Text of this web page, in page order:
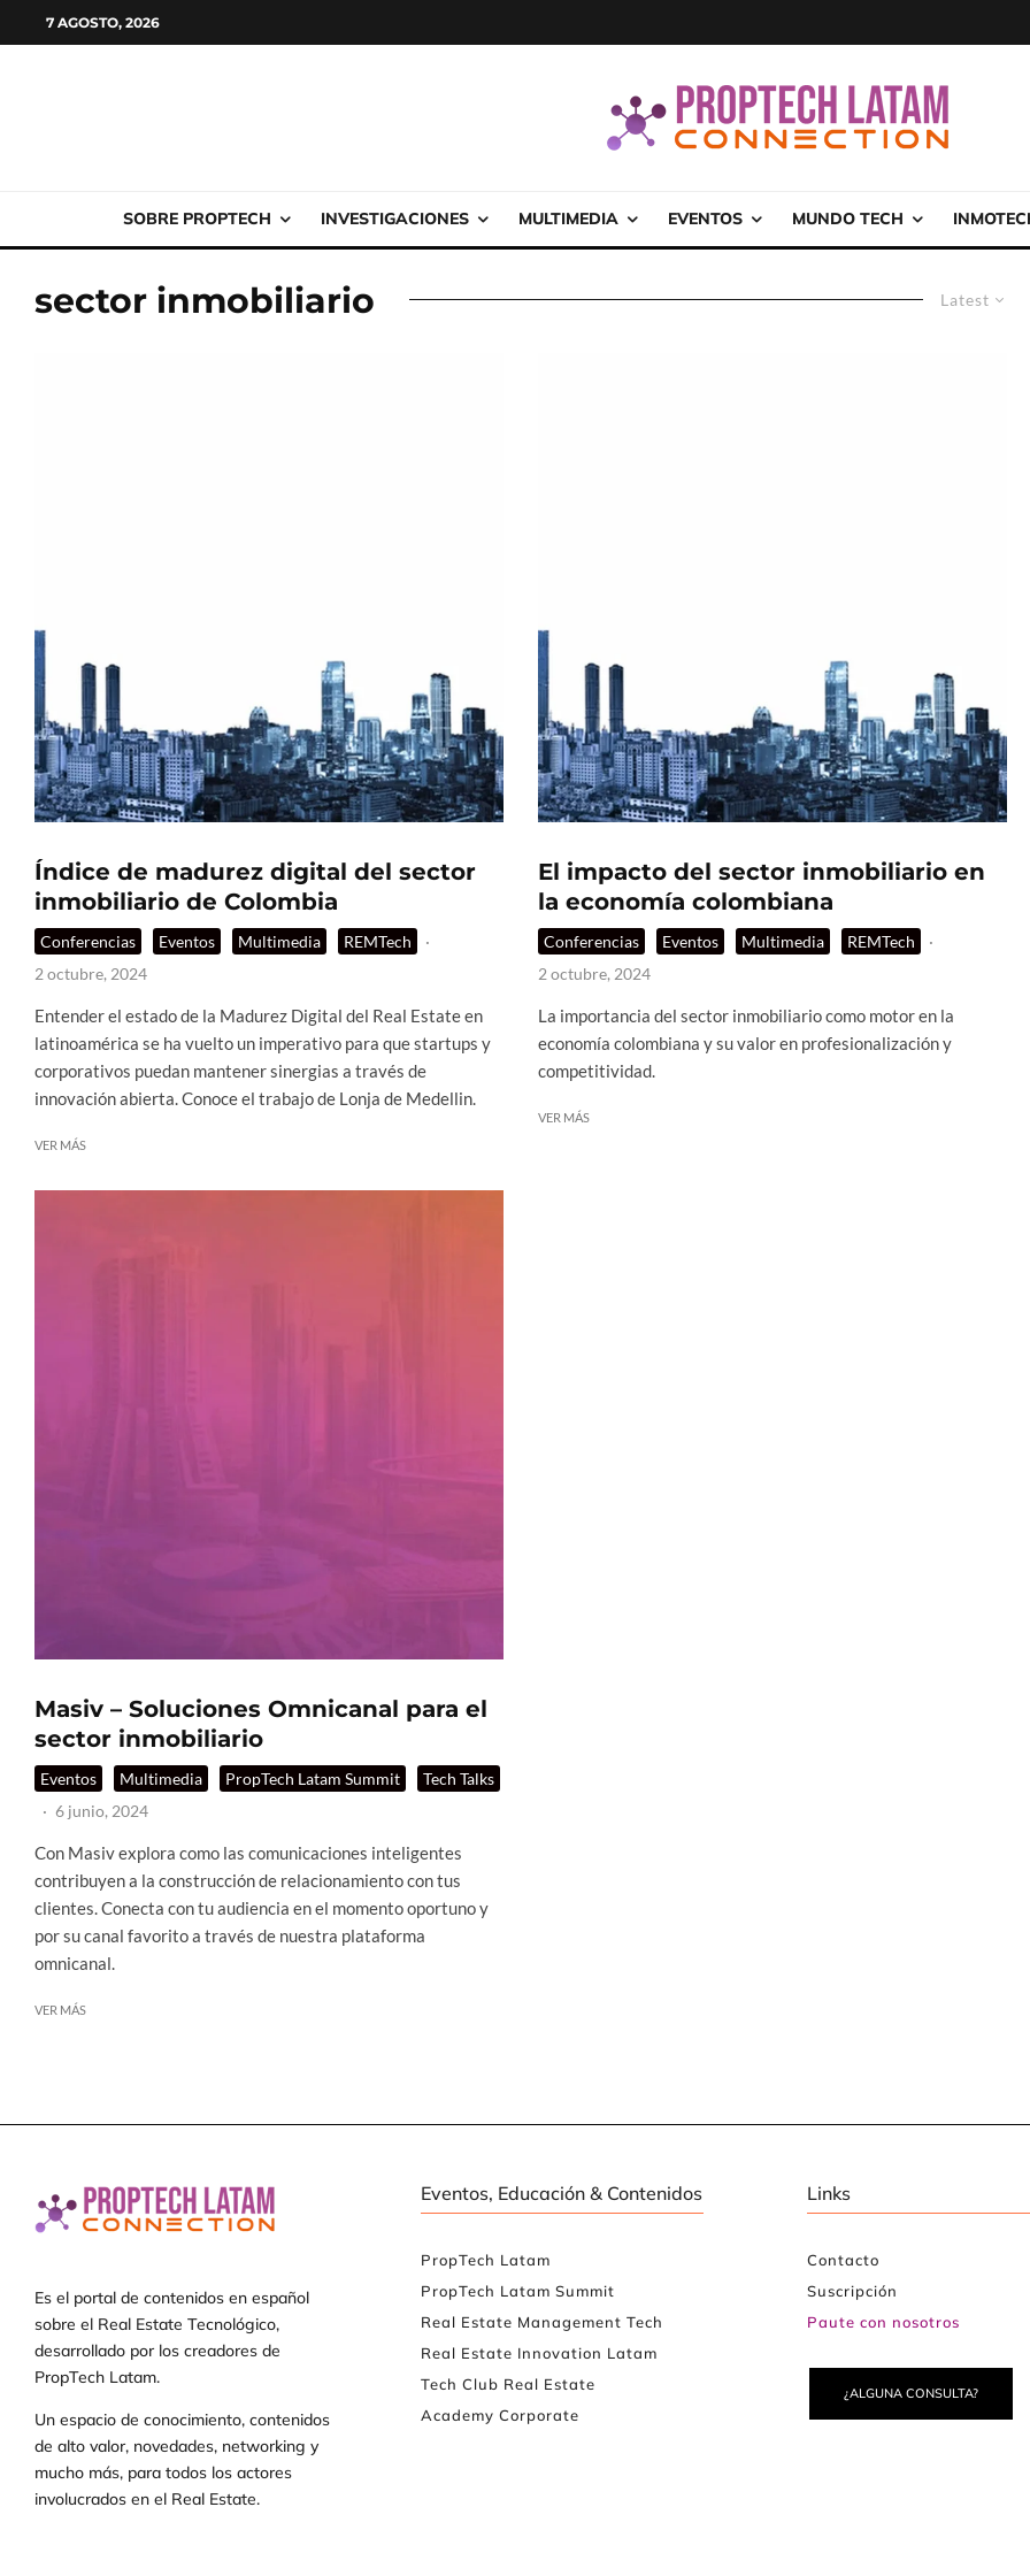
7 AGOSTO, 2026
SOBRE PROPTECH INVESTIGACIONES MULTIMEDIA EVENTOS MUNDO TECH
Latest
sector inmobiliario
Índice de madurez digital del sector
inmobiliario de Colombia
Conferencias Eventos Multimedia REMTech
·
2 octubre, 2024
Entender el estado de la Madurez Digital del Real Estate en
latinoamérica se ha vuelto un imperativo para que startups y
corporativos puedan mantener sinergias a través de
innovación abierta. Conoce el trabajo de Lonja de Medellin.
VER MÁS
Masiv – Soluciones Omnicanal para el
sector inmobiliario
Eventos Multimedia PropTech Latam Summit
Tech Talks
· 6 junio, 2024
Con Masiv explora como las comunicaciones inteligentes
contribuyen a la construcción de relacionamiento con tus
clientes. Conecta con tu audiencia en el momento oportuno y
por su canal favorito a través de nuestra plataforma
omnicanal.
VER MÁS
El impacto del sector inmobiliario en
la economía colombiana
Conferencias Eventos Multimedia REMTech
·
2 octubre, 2024
La importancia del sector inmobiliario como motor en la
economía colombiana y su valor en profesionalización y
competitividad.
VER MÁS
Es el portal de contenidos en español
sobre el Real Estate Tecnológico,
desarrollado por los creadores de
PropTech Latam.
Un espacio de conocimiento, contenidos
de alto valor, novedades, networking y
mucho más, para todos los actores
involucrados en el Real Estate.
Eventos, Educación & Contenidos
PropTech Latam
PropTech Latam Summit
Real Estate Management Tech
Real Estate Innovation Latam
Tech Club Real Estate
Academy Corporate
Links
Contacto
Suscripción
Paute con nosotros
¿ALGUNA CONSULTA?